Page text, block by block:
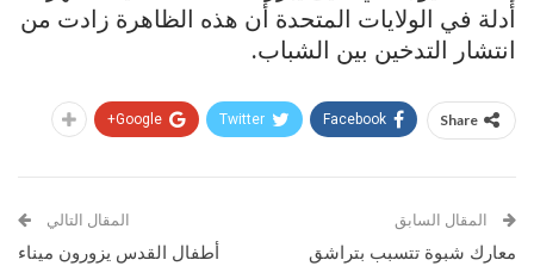
أدلة في الولايات المتحدة أن هذه الظاهرة زادت من
انتشار التدخين بين الشباب.
Share
Facebook
Twitter
Google+
المقال السابق
معارك شبوة تتسبب بتراشق
المقال التالي
أطفال القدس يزورون ميناء